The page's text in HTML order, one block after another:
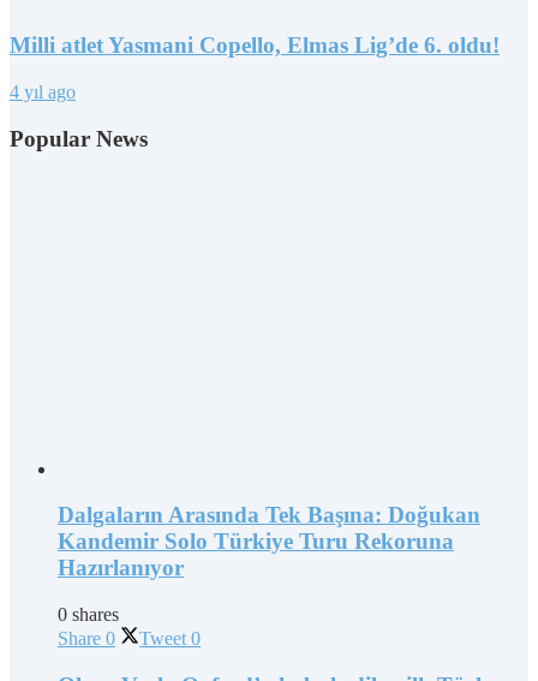
Milli atlet Yasmani Copello, Elmas Lig’de 6. oldu!
4 yıl ago
Popular News
Dalgaların Arasında Tek Başına: Doğukan
Kandemir Solo Türkiye Turu Rekoruna
Hazırlanıyor
0 shares
Share 0 Tweet 0